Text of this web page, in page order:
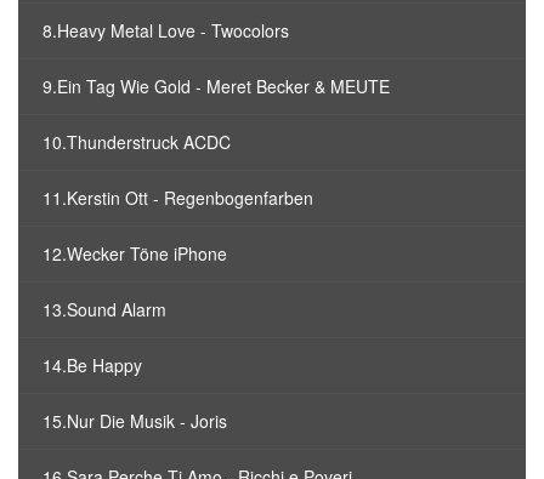
8.Heavy Metal Love - Twocolors
9.Ein Tag Wie Gold - Meret Becker & MEUTE
10.Thunderstruck ACDC
11.Kerstin Ott - Regenbogenfarben
12.Wecker Töne iPhone
13.Sound Alarm
14.Be Happy
15.Nur Die Musik - Joris